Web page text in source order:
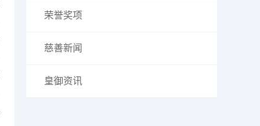
荣誉奖项
慈善新闻
皇御资讯